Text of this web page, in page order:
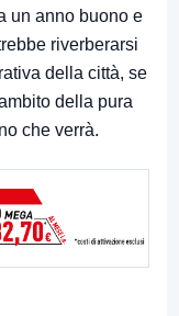
un anno buono e
riverberarsi
della città, se
della pura
che verrà.